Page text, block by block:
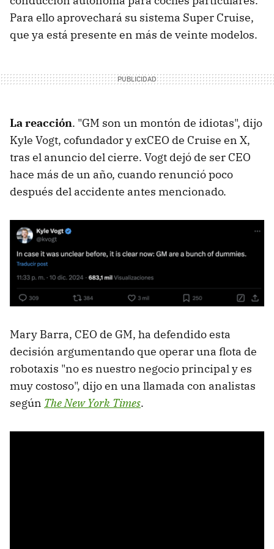
Para ello aprovechará su sistema Super Cruise,
que ya está presente en más de veinte modelos.
La reacción. "GM son un montón de idiotas", dijo
Kyle Vogt, cofundador y exCEO de Cruise en X,
tras el anuncio del cierre. Vogt dejó de ser CEO
hace más de un año, cuando renunció poco
después del accidente antes mencionado.
Mary Barra, CEO de GM, ha defendido esta
decisión argumentando que operar una flota de
robotaxis "no es nuestro negocio principal y es
muy costoso", dijo en una llamada con analistas
según The New York Times.